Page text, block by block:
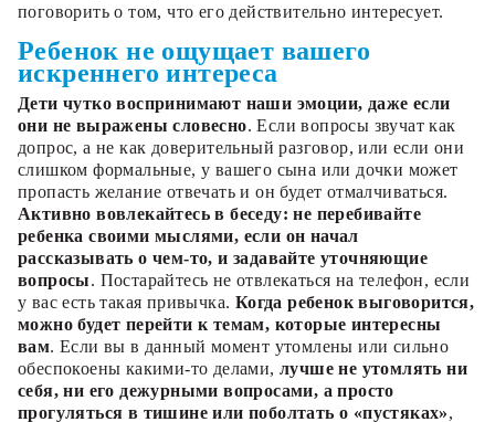
поговорить о том, что его действительно интересует.
Ребенок не ощущает вашего
искреннего интереса
Дети чутко воспринимают наши эмоции, даже если
они не выражены словесно. Если вопросы звучат как
допрос, а не как доверительный разговор, или если они
слишком формальные, у вашего сына или дочки может
пропасть желание отвечать и он будет отмалчиваться.
Активно вовлекайтесь в беседу: не перебивайте
ребенка своими мыслями, если он начал
рассказывать о чем-то, и задавайте уточняющие
вопросы. Постарайтесь не отвлекаться на телефон, если
у вас есть такая привычка. Когда ребенок выговорится,
можно будет перейти к темам, которые интересны
вам. Если вы в данный момент утомлены или сильно
обеспокоены какими-то делами, лучше не утомлять ни
себя, ни его дежурными вопросами, а просто
прогуляться в тишине или поболтать о «пустяках»,